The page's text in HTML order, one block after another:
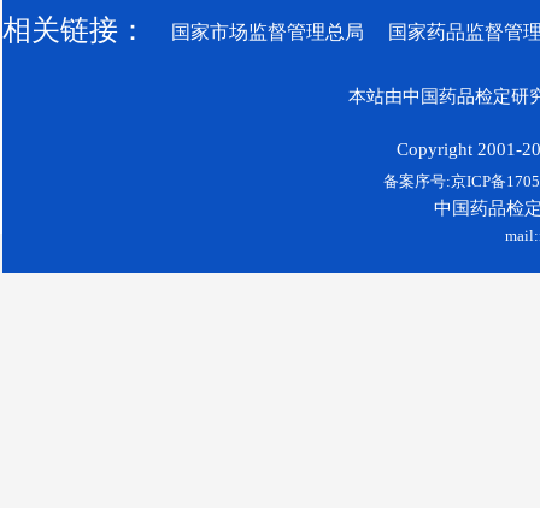
相关链接： 国家市场监督管理总局 国家药品监督管
本站由中国药品检定研
Copyright 2001-
备案序号:京ICP备
中国药品检